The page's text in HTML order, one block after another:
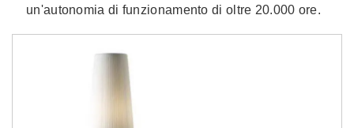
un'autonomia di funzionamento di oltre 20.000 ore.